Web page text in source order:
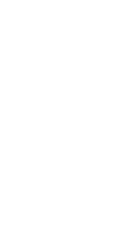
— fetch to